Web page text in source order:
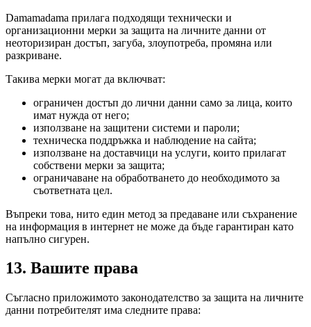
Damamadama прилага подходящи технически и
организационни мерки за защита на личните данни от
неоторизиран достъп, загуба, злоупотреба, промяна или
разкриване.
Такива мерки могат да включват:
ограничен достъп до лични данни само за лица, които
имат нужда от него;
използване на защитени системи и пароли;
техническа поддръжка и наблюдение на сайта;
използване на доставчици на услуги, които прилагат
собствени мерки за защита;
ограничаване на обработването до необходимото за
съответната цел.
Въпреки това, нито един метод за предаване или съхранение
на информация в интернет не може да бъде гарантиран като
напълно сигурен.
13. Вашите права
Съгласно приложимото законодателство за защита на личните
данни потребителят има следните права: